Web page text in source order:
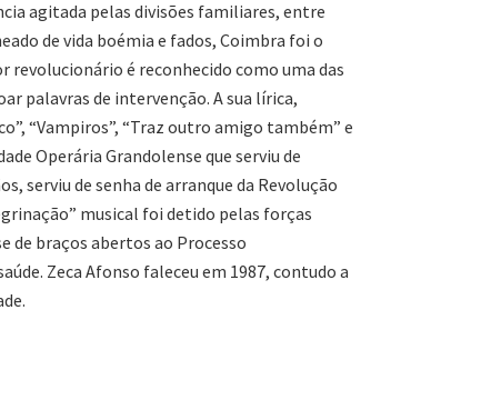
agitada pelas divisões familiares, entre
de vida boémia e fados, Coimbra foi o
revolucionário é reconhecido como uma das
palavras de intervenção. A sua lírica,
“Vampiros”, “Traz outro amigo também” e
Operária Grandolense que serviu de
serviu de senha de arranque da Revolução
musical foi detido pelas forças
de braços abertos ao Processo
Zeca Afonso faleceu em 1987, contudo a